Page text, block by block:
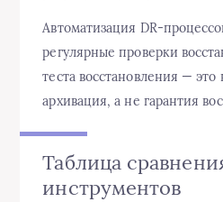
Автоматизация DR-
регулярные проверки
теста восстановления — это
архивация, а не гарантия
Таблица
инструментов